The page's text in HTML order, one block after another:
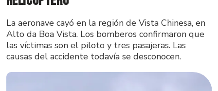
La aeronave cayó en la región de Vista Chinesa, en
Alto da Boa Vista. Los bomberos confirmaron que
las víctimas son el piloto y tres pasajeras. Las
causas del accidente todavía se desconocen.